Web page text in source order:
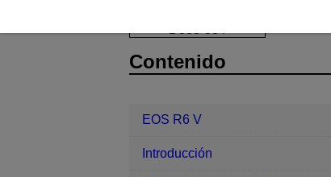
Contenido
EOS R6 V
Introducción